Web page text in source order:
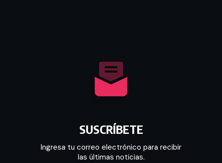
SUSCRÍBETE
Ingresa tu correo electrónico para recibir
las últimas noticias.